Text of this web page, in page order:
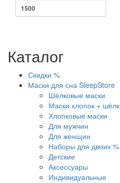
Каталог
Скидки %
Маски для сна SleepStore
Шёлковые маски
Маски хлопок + шёлк
Хлопковые маски
Для мужчин
Для женщин
Наборы для двоих %
Детские
Аксессуары
Индивидуальные